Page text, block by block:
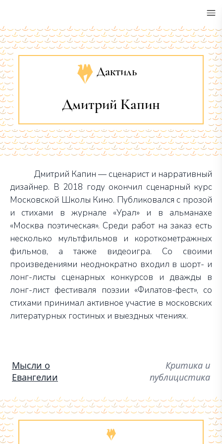
Дактиль
Дмитрий Капин
Дмитрий Капин — сценарист и нарративный
дизайнер. В 2018 году окончил сценарный курс
Московской Школы Кино. Публиковался с прозой
и стихами в журнале «Урал» и в альманахе
«Москва поэтическая». Среди работ на заказ есть
несколько мультфильмов и короткометражных
фильмов, а также видеоигра. Со своими
произведениями неоднократно входил в шорт- и
лонг-листы сценарных конкурсов и дважды в
лонг-лист фестиваля поэзии «Филатов-фест», со
стихами принимал активное участие в московских
литературных гостиных и выездных чтениях.
Мысли о
Евангелии
Критика и
публицистика